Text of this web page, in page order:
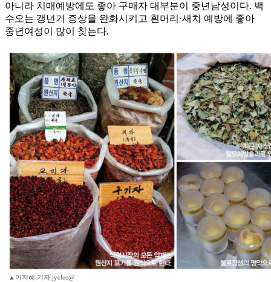
아니라 치매예방에도 좋아 구매자 대부분이 중년남성이다. 백
수오는 갱년기 증상을 완화시키고 흰머리·새치 예방에 좋아
중년여성이 많이 찾는다.
▲이지혜 기자 jyelee@